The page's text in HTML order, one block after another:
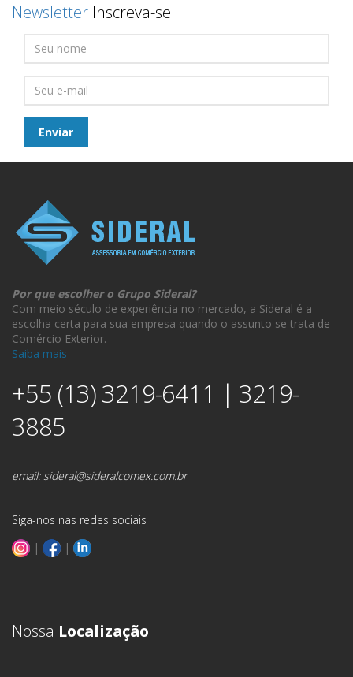
Newsletter Inscreva-se
Por que escolher o Grupo Sideral?
Com meio século de experiência no mercado, a Sideral é a
escolha certa para sua empresa quando o assunto se trata de
Comércio Exterior.
Saiba mais
+55 (13) 3219-6411 | 3219-
3885
email:sideral@sideralcomex.com.br
Siga-nos nas redes sociais
|
|
Nossa Localização